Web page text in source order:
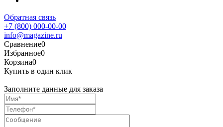
Обратная связь
+7 (800) 000-00-00
info@magazine.ru
Сравнение0
Избранное0
Корзина0
Купить в один клик
Заполните данные для заказа